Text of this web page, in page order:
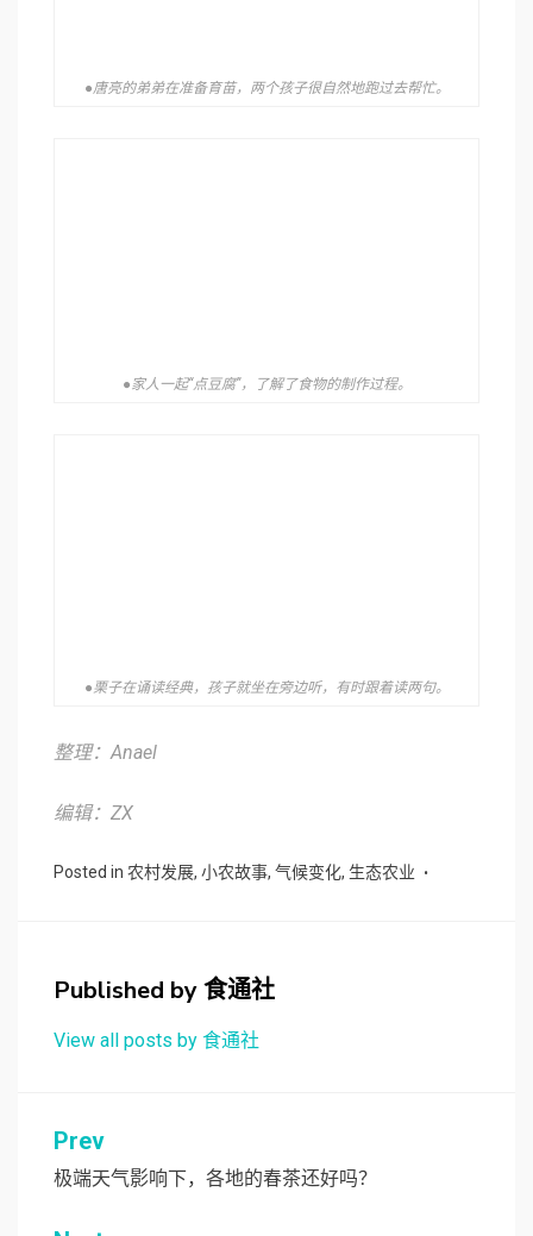
●唐亮的弟弟在准备育苗，两个孩子很自然地跑过去帮忙。
●家人一起“点豆腐”，了解了食物的制作过程。
●栗子在诵读经典，孩子就坐在旁边听，有时跟着读两句。
整理：Anael
编辑：ZX
Posted in 农村发展, 小农故事, 气候变化, 生态农业
Published by食通社
View all posts by 食通社
文
章
导
Prev
极端天气影响下，各地的春茶还好吗？